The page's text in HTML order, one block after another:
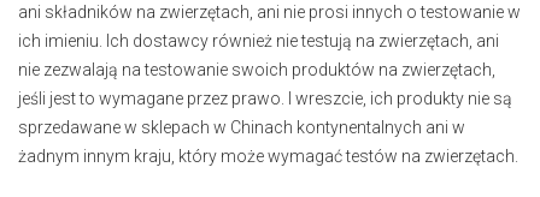
ani składników na zwierzętach, ani nie prosi innych o testowanie w
ich imieniu. Ich dostawcy również nie testują na zwierzętach, ani
nie zezwalają na testowanie swoich produktów na zwierzętach,
jeśli jest to wymagane przez prawo. I wreszcie, ich produkty nie są
sprzedawane w sklepach w Chinach kontynentalnych ani w
żadnym innym kraju, który może wymagać testów na zwierzętach.